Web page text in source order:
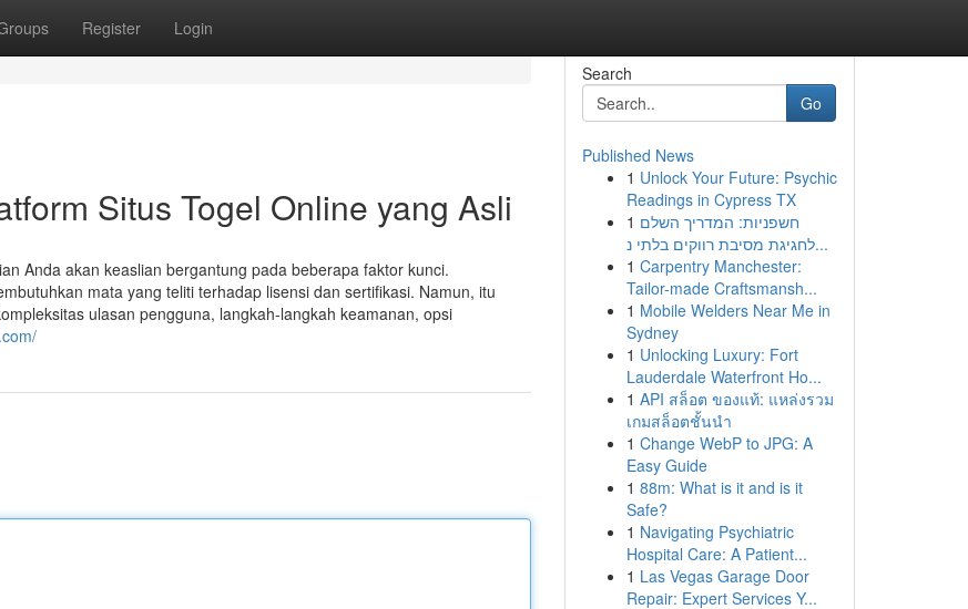
Register Login
Situs Togel Online yang Asli
Anda akan keaslian bergantung pada beberapa faktor kunci.
mata yang teliti terhadap lisensi dan sertifikasi. Namun, itu
ulasan pengguna, langkah-langkah keamanan, opsi
Search
Go
Published News
1 Unlock Your Future: Psychic
Readings in Cypress TX
1 חשפניות: המדריך השלם
לחגיגת מסיבת רווקים בלתי נ...
1 Carpentry Manchester:
Tailor-made Craftsmansh...
1 Mobile Welders Near Me in
Sydney
1 Unlocking Luxury: Fort
Lauderdale Waterfront Ho...
1 API สล็อต ของแท้: แหล่งรวม
เกมสล็อตชั้นนำ
1 Change WebP to JPG: A
Easy Guide
1 88m: What is it and is it
Safe?
1 Navigating Psychiatric
Hospital Care: A Patient...
1 Las Vegas Garage Door
Repair: Expert Services Y...